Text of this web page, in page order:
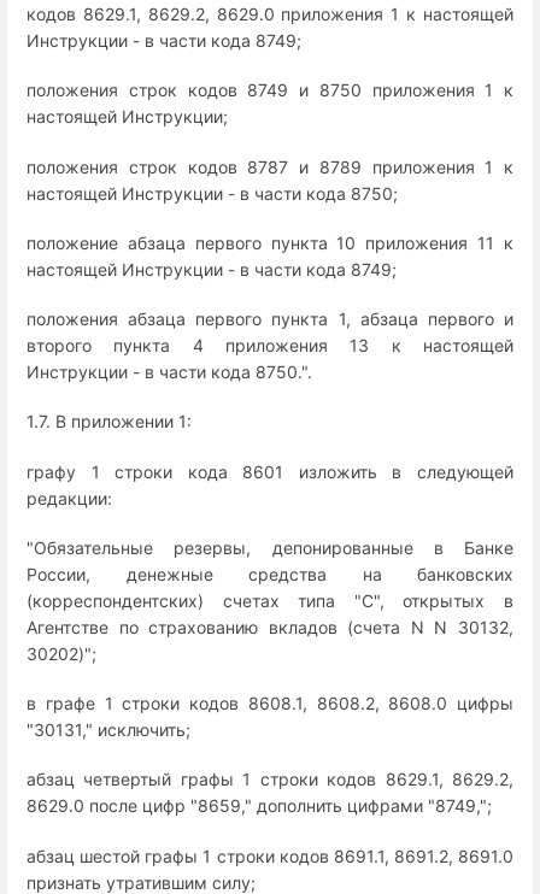
кодов 8629.1, 8629.2, 8629.0 приложения 1 к настоящей
Инструкции - в части кода 8749;
положения строк кодов 8749 и 8750 приложения 1 к
настоящей Инструкции;
положения строк кодов 8787 и 8789 приложения 1 к
настоящей Инструкции - в части кода 8750;
положение абзаца первого пункта 10 приложения 11 к
настоящей Инструкции - в части кода 8749;
положения абзаца первого пункта 1, абзаца первого и
второго пункта 4 приложения 13 к настоящей
Инструкции - в части кода 8750.".
1.7. В приложении 1:
графу 1 строки кода 8601 изложить в следующей
редакции:
"Обязательные резервы, депонированные в Банке
России, денежные средства на банковских
(корреспондентских) счетах типа "С", открытых в
Агентстве по страхованию вкладов (счета N N 30132,
30202)";
в графе 1 строки кодов 8608.1, 8608.2, 8608.0 цифры
"30131," исключить;
абзац четвертый графы 1 строки кодов 8629.1, 8629.2,
8629.0 после цифр "8659," дополнить цифрами "8749,";
абзац шестой графы 1 строки кодов 8691.1, 8691.2, 8691.0
признать утратившим силу;